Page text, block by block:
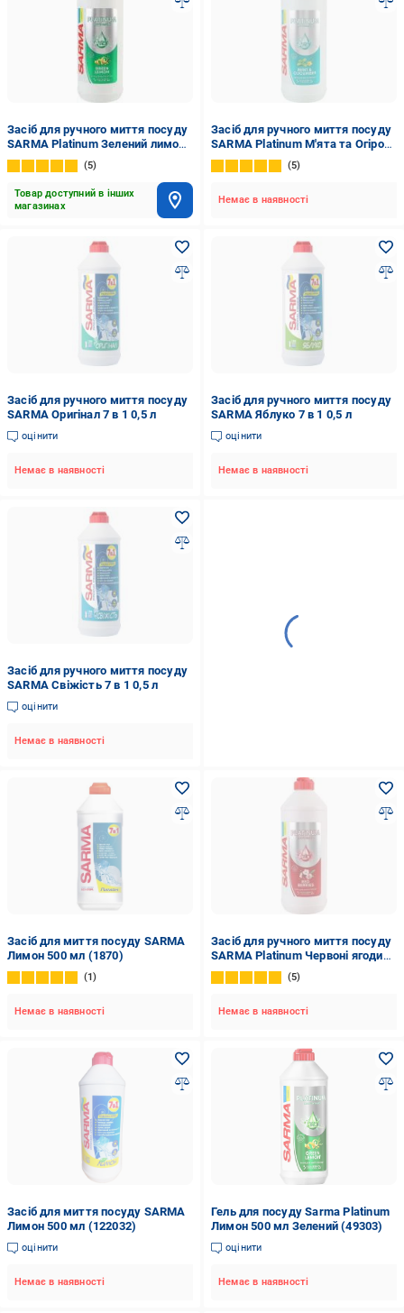
Засіб для ручного миття посуду
SARMA Platinum Зелений лимон
0,5 л
5
Товар доступний в інших
магазинах
Засіб для ручного миття посуду
SARMA Platinum М'ята та Огірок
0,5 л
5
Немає в наявності
Засіб для ручного миття посуду
SARMA Оригінал 7 в 1 0,5 л
оцінити
Немає в наявності
Засіб для ручного миття посуду
SARMA Яблуко 7 в 1 0,5 л
оцінити
Немає в наявності
Засіб для ручного миття посуду
SARMA Свіжість 7 в 1 0,5 л
оцінити
Немає в наявності
Засіб для миття посуду SARMA
Лимон 500 мл (1870)
1
Немає в наявності
Засіб для ручного миття посуду
SARMA Platinum Червоні ягоди
0,5 л
5
Немає в наявності
Засіб для миття посуду SARMA
Лимон 500 мл (122032)
оцінити
Немає в наявності
Гель для посуду Sarma Platinum
Лимон 500 мл Зелений (49303)
оцінити
Немає в наявності